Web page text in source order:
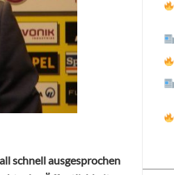
schnell ausgesprochen